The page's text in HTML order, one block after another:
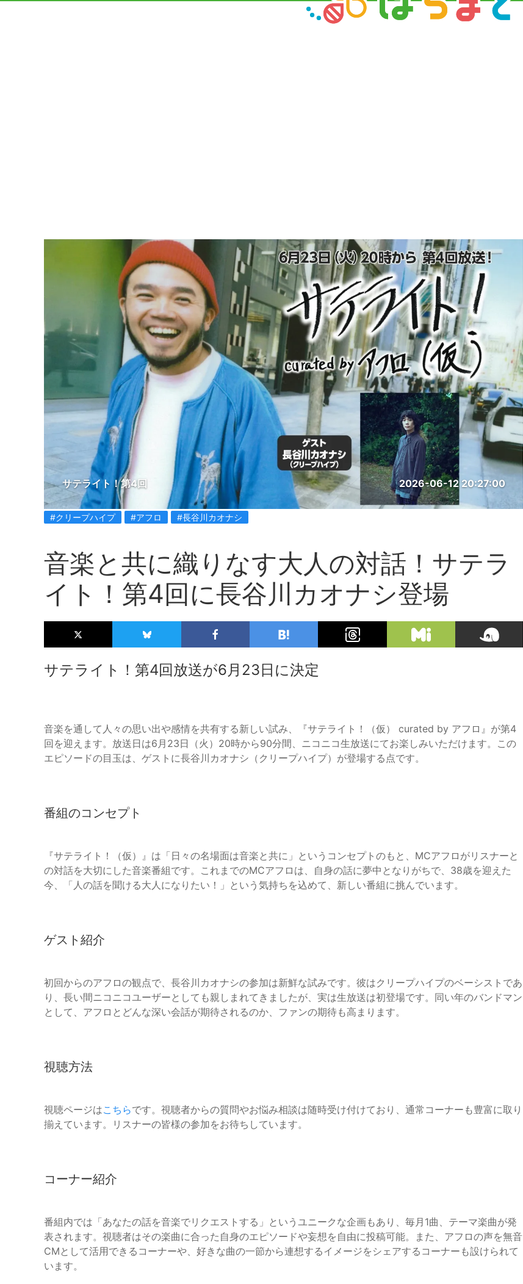
サテライト！第4回 2026-06-12 20:27:00
#クリープハイプ #アフロ #長谷川カオナシ
音楽と共に織りなす大人の対話！サテラ
イト！第4回に長谷川カオナシ登場
サテライト！第4回放送が6月23日に決定
音楽を通して人々の思い出や感情を共有する新しい試み、『サテライト！（仮） curated by アフロ』が第4
回を迎えます。放送日は6月23日（火）20時から90分間、ニコニコ生放送にてお楽しみいただけます。この
エピソードの目玉は、ゲストに長谷川カオナシ（クリープハイプ）が登場する点です。
番組のコンセプト
『サテライト！（仮）』は「日々の名場面は音楽と共に」というコンセプトのもと、MCアフロがリスナーと
の対話を大切にした音楽番組です。これまでのMCアフロは、自身の話に夢中となりがちで、38歳を迎えた
今、「人の話を聞ける大人になりたい！」という気持ちを込めて、新しい番組に挑んでいます。
ゲスト紹介
初回からのアフロの観点で、長谷川カオナシの参加は新鮮な試みです。彼はクリープハイプのベーシストであ
り、長い間ニコニコユーザーとしても親しまれてきましたが、実は生放送は初登場です。同い年のバンドマン
として、アフロとどんな深い会話が期待されるのか、ファンの期待も高まります。
視聴方法
視聴ページはこちらです。視聴者からの質問やお悩み相談は随時受け付けており、通常コーナーも豊富に取り
揃えています。リスナーの皆様の参加をお待ちしています。
コーナー紹介
番組内では「あなたの話を音楽でリクエストする」というユニークな企画もあり、毎月1曲、テーマ楽曲が発
表されます。視聴者はその楽曲に合った自身のエピソードや妄想を自由に投稿可能。また、アフロの声を無音
CMとして活用できるコーナーや、好きな曲の一節から連想するイメージをシェアするコーナーも設けられて
います。